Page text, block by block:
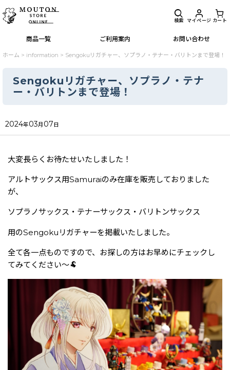
商品一覧 ご利用案内 お問い合わせ
検索 マイページ カート
ホーム > information > Sengokuリガチャー、ソプラノ・テナー・バリトンまで登場！
Sengokuリガチャー、ソプラノ・テナ
ー・バリトンまで登場！
2024年03月 07日
大変長らくお待たせいたしました！
アルトサックス用Samuraiのみ在庫を販売しておりました
が、
ソプラノサックス・テナーサックス・バリトンサックス
用のSengokuリガチャーを掲載いたしました。
全て各一点ものですので、お探しの方はお早めにチェックし
てみてください〜🐏